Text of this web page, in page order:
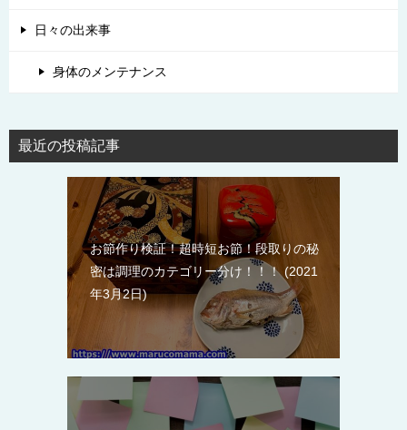
日々の出来事
身体のメンテナンス
最近の投稿記事
お節作り検証！超時短お節！段取りの秘
密は調理のカテゴリー分け！！！ 2021
年3月2日